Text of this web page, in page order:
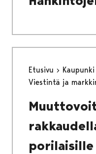
Etusivu
Viestintä ja
porilaisille